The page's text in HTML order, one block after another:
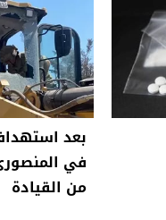
بعد
في
من القيادة